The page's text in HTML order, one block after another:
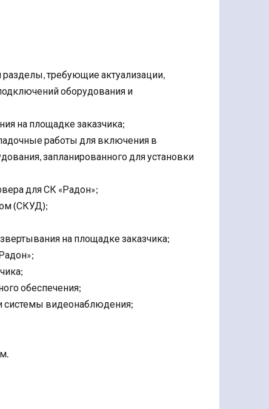
требующие актуализации,
оборудования и
на площадке заказчика;
работы для включения в
запланированного для установки
для СК «Радон»;
(СКУД);
на площадке заказчика;
обеспечения;
системы видеонаблюдения;